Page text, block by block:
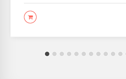
LEER MÁS